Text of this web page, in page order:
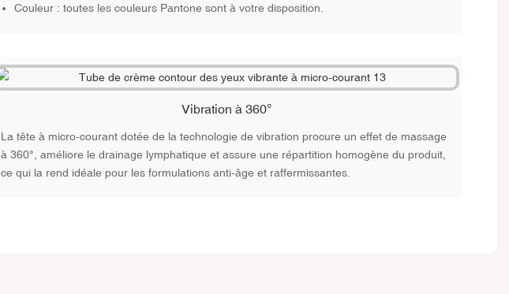
Couleur : toutes les couleurs Pantone sont à votre disposition.
Vibration à 360°
La tête à micro-courant dotée de la technologie de vibration procure un effet de massage
à 360°, améliore le drainage lymphatique et assure une répartition homogène du produit,
ce qui la rend idéale pour les formulations anti-âge et raffermissantes.